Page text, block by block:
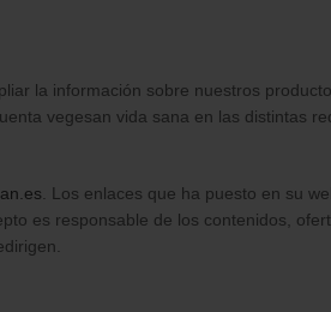
la información sobre nuestros
vegesan vida sana en las distintas
. Los enlaces que ha puesto en su
es responsable de los contenidos,